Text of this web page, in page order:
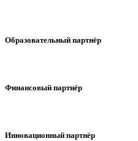
Образовательный партнёр
Финансовый партнёр
Инновационный партнёр